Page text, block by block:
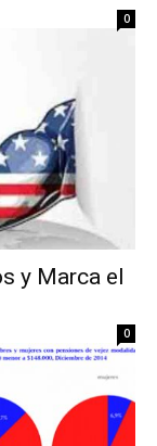
0
y Marca el
0